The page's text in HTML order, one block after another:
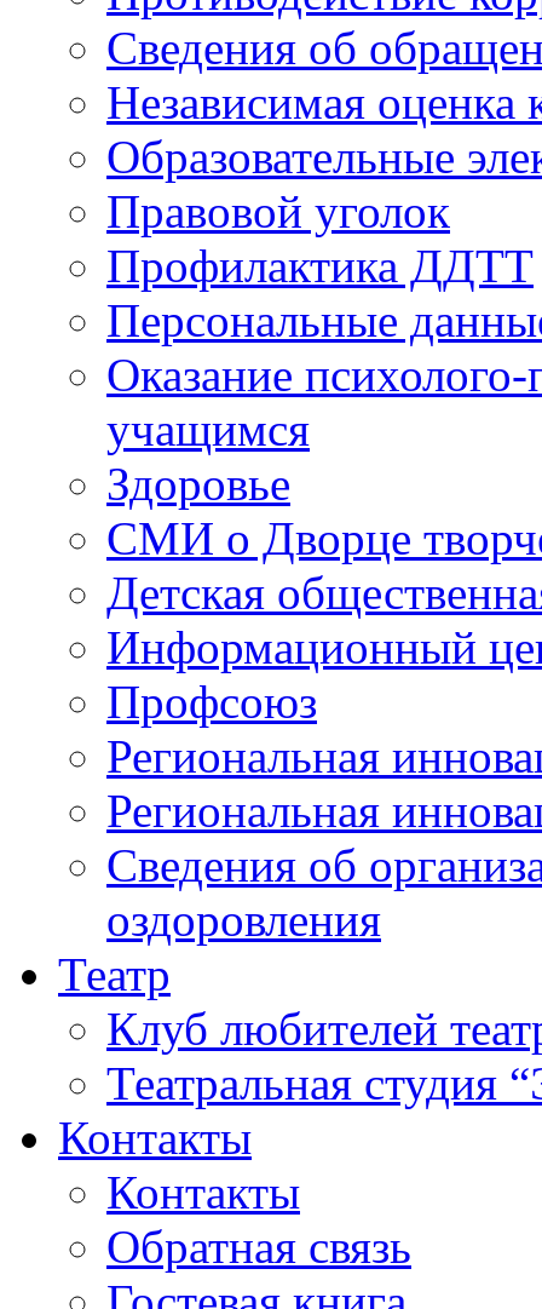
Сведения об
Независимая оценка
Образовательные
Правовой уголок
Профилактика ДДТТ
Персональные
Оказание
учащимся
Здоровье
СМИ о Дворце
Детская
Информационный
Профсоюз
Региональная
Региональная
Сведения об
оздоровления
Театр
Клуб любителей
Театральная студия
Контакты
Контакты
Обратная связь